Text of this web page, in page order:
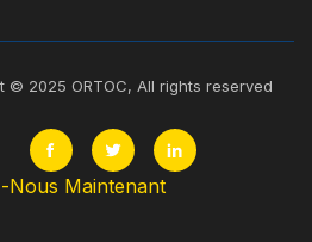
© 2025 ORTOC, All rights reserved
Nous Maintenant